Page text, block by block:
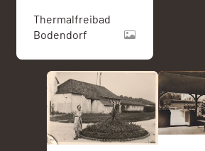
Thermalfreibad
Bodendorf